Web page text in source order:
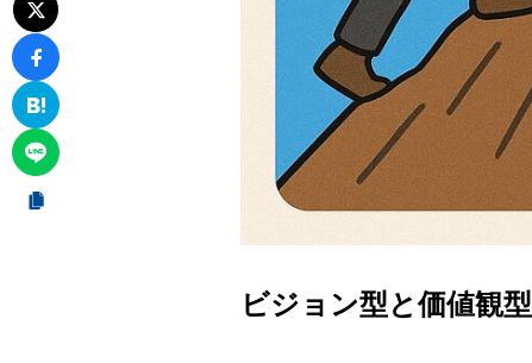
ビジョン型と価値観型